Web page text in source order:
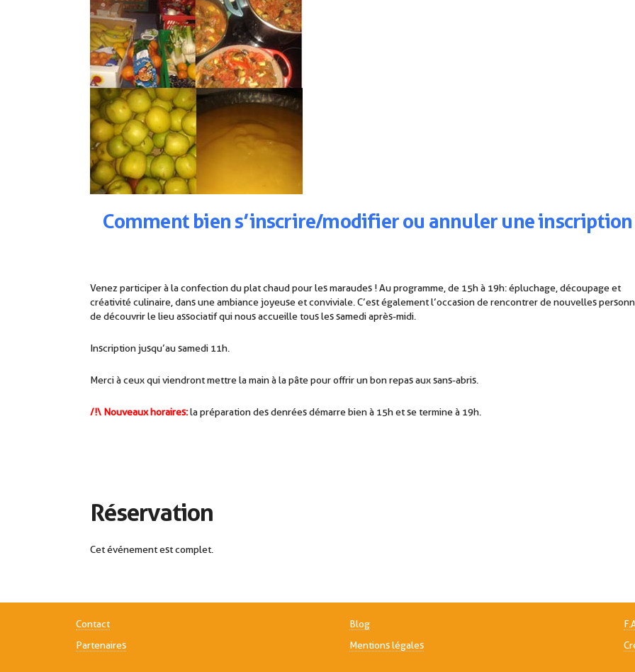
Commentbiens’inscrire/modifier ou annuler une inscription
Venez participer à la confection du plat chaud pour les maraudes ! Au programme, de 15h à 19h: épluchage, découpage et
créativité culinaire, dans une ambiance joyeuse et conviviale. C’est également l’occasion de rencontrer de nouvelles
de découvrir le lieu associatif qui nous accueille tous les samedi après-midi.
Inscription jusqu’au samedi 11h.
Merci à ceux qui viendront mettre la main à la pâte pour offrir un bon repas aux sans-abris.
/!\ Nouveaux horaires:la préparation des denrées démarre bien à 15h et se termine à 19h.
Réservation
Cet événement est complet.
Contact Blog
Partenaires
Mentions légales